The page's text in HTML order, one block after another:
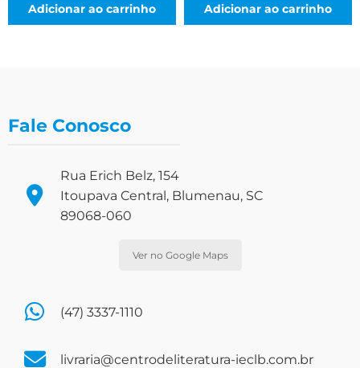
Adicionar ao carrinho Adicionar ao carrinho
Fale Conosco
Rua Erich Belz, 154
Itoupava Central, Blumenau, SC
89068-060
Ver no Google Maps
(47) 3337-1110
livraria@centrodeliteratura-ieclb.com.br